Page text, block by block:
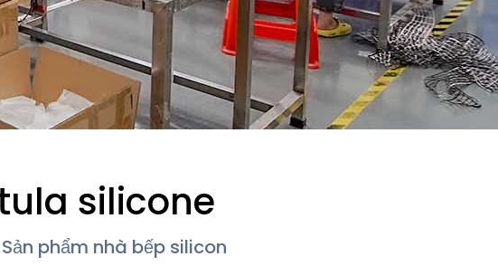
silicone
Sản phẩm nhà bếp silicon